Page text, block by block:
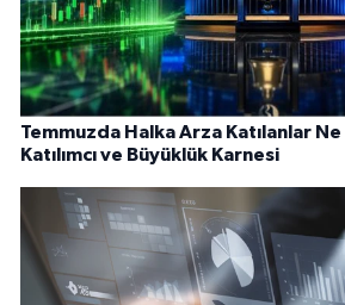
Temmuzda Halka Arza Katılanlar
Katılımcı ve Büyüklük Karnesi